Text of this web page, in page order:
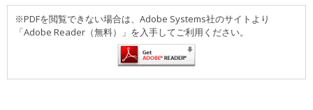
※PDFを閲覧できない場合は、Adobe Systems社のサイトより
「Adobe Reader（無料）」を入手してご利用ください。